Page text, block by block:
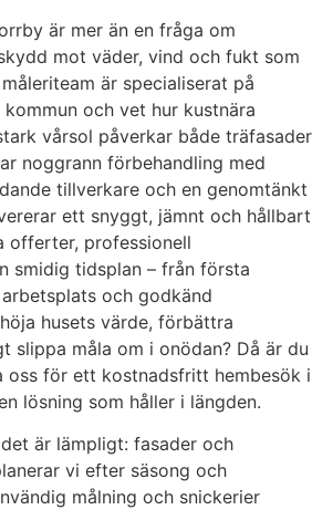
är mer än en fråga om
mot väder, vind och fukt som
är specialiserat på
och vet hur kustnära
vårsol påverkar både träfasader
noggrann förbehandling med
tillverkare och en genomtänkt
ett snyggt, jämnt och hållbart
offerter, professionell
smidig tidsplan – från första
och godkänd
husets värde, förbättra
slippa måla om i onödan? Då är du
oss för ett kostnadsfritt hembesök i
lösning som håller i längden.
är lämpligt: fasader och
vi efter säsong och
målning och snickerier